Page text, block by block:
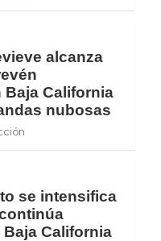
alcanza
California
nubosas
se intensifica
California